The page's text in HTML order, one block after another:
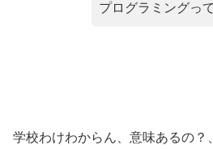
プログラミングっ
学校わけわからん、意味あるの？